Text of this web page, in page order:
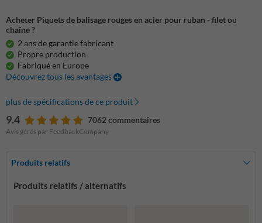
Acheter Piquets de balisage rouges en acier pour ruban - filet ou
chaîne ?
2 ans de garantie fabricant
Propre production
Fabriqué en Europe
Découvrez tous les avantages
plus de spécifications de ce produit
9.4 7062 commentaires
Avis gérés par FeedbackCompany
Produits relatifs
Produits relatifs / alternatifs